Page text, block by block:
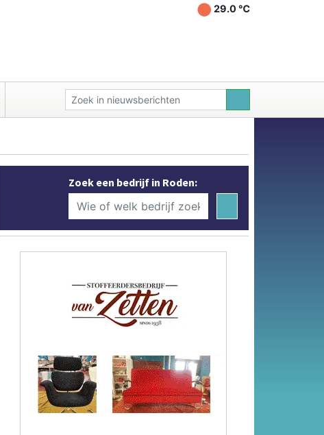
29.0 ℃
Zoek een bedrijf in Roden: